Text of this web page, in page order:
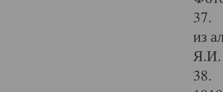
37.
из
Я.И.
38.